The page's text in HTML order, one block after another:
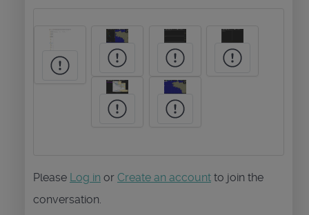
Please Log in or Create an account to join the
conversation.